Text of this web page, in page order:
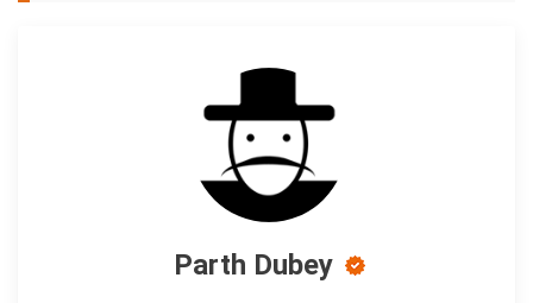
Parth Dubey